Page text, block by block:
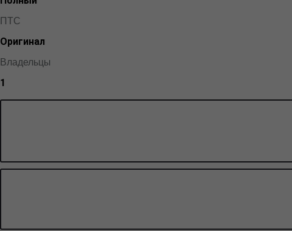
ПТС
Оригинал
Владельцы
1